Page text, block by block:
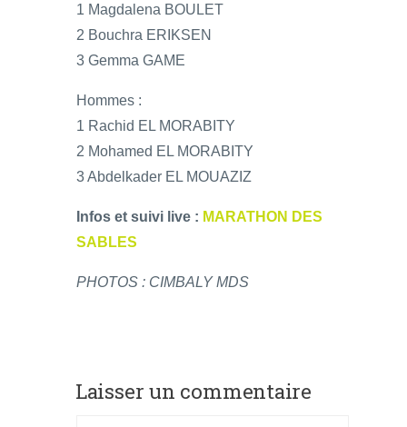
1 Magdalena BOULET
2 Bouchra ERIKSEN
3 Gemma GAME
Hommes :
1 Rachid EL MORABITY
2 Mohamed EL MORABITY
3 Abdelkader EL MOUAZIZ
Infos et suivi live : MARATHON DES
SABLES
PHOTOS : CIMBALY MDS
Laisser un commentaire